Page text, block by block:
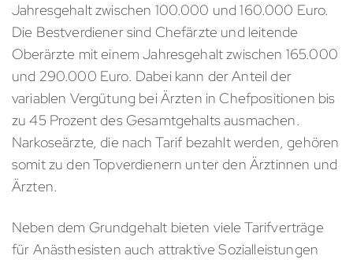
Jahresgehalt zwischen 100.000 und 160.000 Euro.
Die Bestverdiener sind Chefärzte und leitende
Oberärzte mit einem Jahresgehalt zwischen 165.000
und 290.000 Euro. Dabei kann der Anteil der
variablen Vergütung bei Ärzten in Chefpositionen bis
zu 45 Prozent des Gesamtgehalts ausmachen.
Narkoseärzte, die nach Tarif bezahlt werden, gehören
somit zu den Topverdienern unter den Ärztinnen und
Ärzten.
Neben dem Grundgehalt bieten viele Tarifverträge
für Anästhesisten auch attraktive Sozialleistungen